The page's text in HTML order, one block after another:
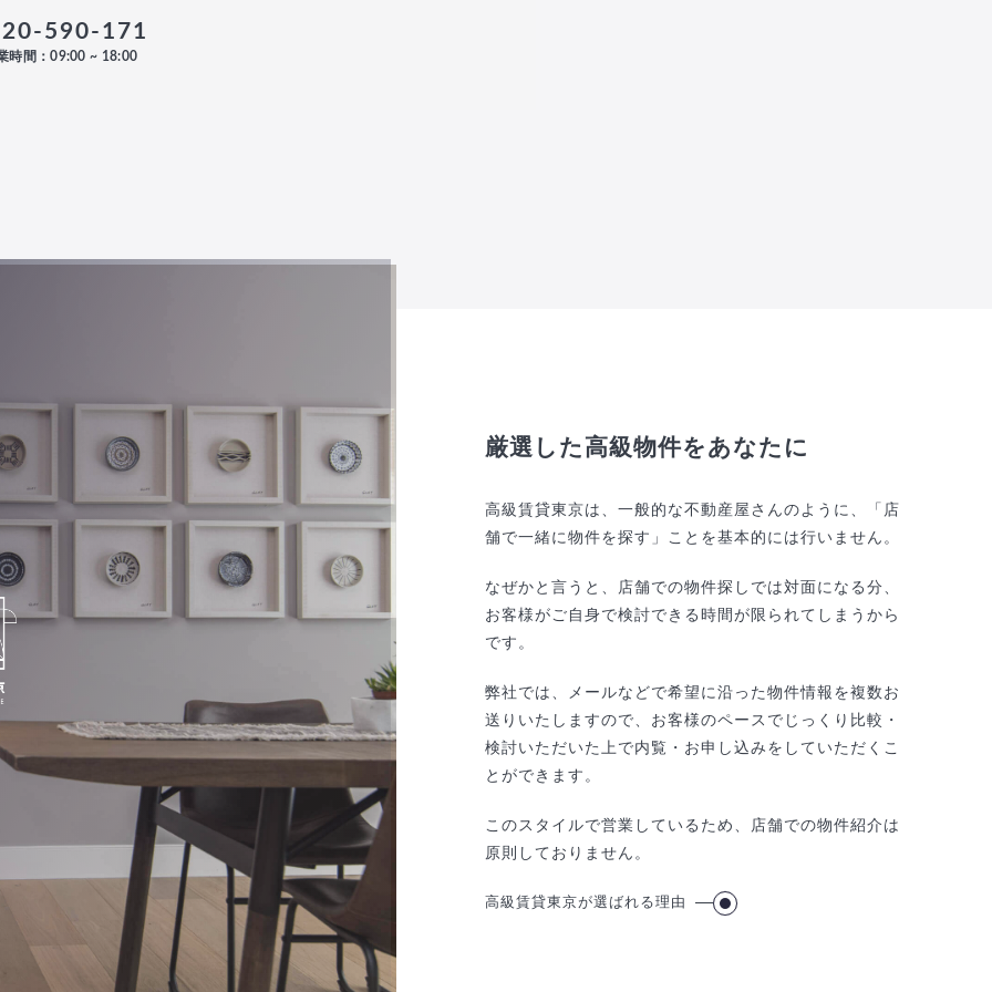
590-171
時間：09:00 ~ 18:00
厳選した高級物件をあなたに
高級賃貸東京は、一般的な不動産屋さんのように、「店
舗で一緒に物件を探す」ことを基本的には行いません。
なぜかと言うと、店舗での物件探しでは対面になる分、
お客様がご自身で検討できる時間が限られてしまうから
です。
弊社では、メールなどで希望に沿った物件情報を複数お
送りいたしますので、お客様のペースでじっくり比較・
検討いただいた上で内覧・お申し込みをしていただくこ
とができます。
このスタイルで営業しているため、店舗での物件紹介は
原則しておりません。
高級賃貸東京が選ばれる理由